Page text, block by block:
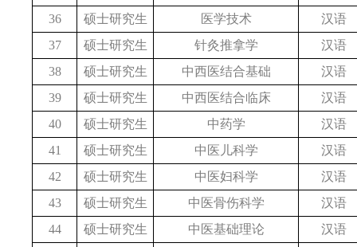
36
硕士研究生 医学技术
汉语
37
硕士研究生 针灸推拿学
汉语
38
硕士研究生 中西医结合基础
汉语
39
硕士研究生 中西医结合临床
汉语
40
硕士研究生 中药学
汉语
41
硕士研究生 中医儿科学
汉语
42
硕士研究生 中医妇科学
汉语
43
硕士研究生 中医骨伤科学
汉语
44
硕士研究生 中医基础理论
汉语